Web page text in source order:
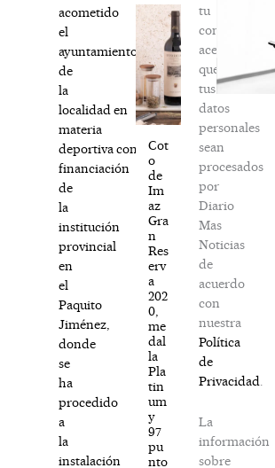
acometido
el
ayuntamiento
de
la
localidad en
materia
deportiva con
financiación
de
la
institución
provincial
en
el
Paquito
Jiménez,
donde
se
ha
procedido
a
la
instalación
Cot
o
de
Im
az
Gra
n
Res
erv
a
202
0,
me
dal
la
Pla
tin
um
y
97
pu
nto
tu
comentario,
aceptas
que
tus
datos
personales
sean
procesados
por
Diario
Mas
Noticias
de
acuerdo
con
nuestra
Política
de
Privacidad
La
información
sobre